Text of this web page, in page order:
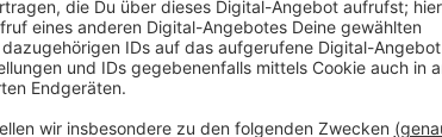
Anzeige